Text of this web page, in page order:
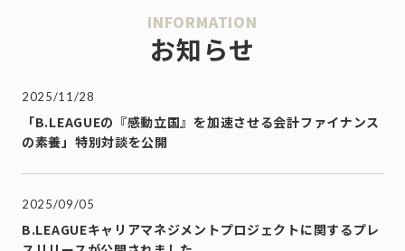
INFORMATION
お知らせ
2025/11/28
「B.LEAGUEの『感動立国』を加速させる会計ファイナンス
の素養」特別対談を公開
2025/09/05
B.LEAGUEキャリアマネジメントプロジェクトに関するプレ